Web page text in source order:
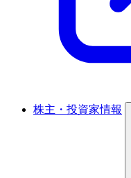
株主・投資家情報